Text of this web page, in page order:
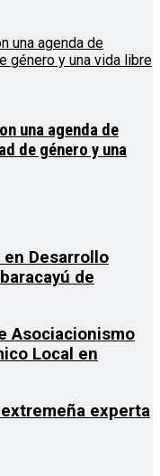
una agenda de
de género y una
en Desarrollo
de
Asociacionismo
Local en
experta